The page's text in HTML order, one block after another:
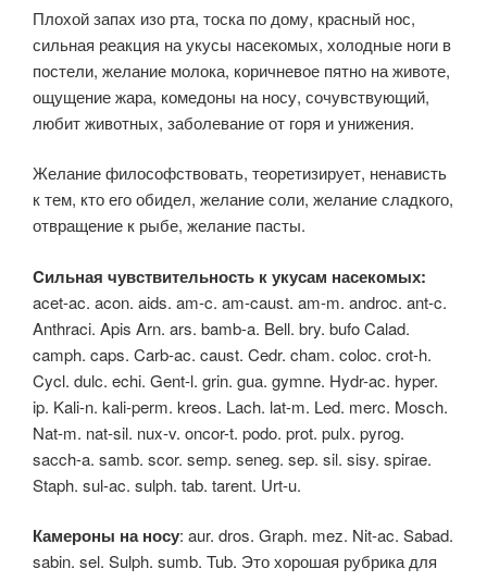
Плохой запах изо рта, тоска по дому, красный нос,
сильная реакция на укусы насекомых, холодные ноги в
постели, желание молока, коричневое пятно на животе,
ощущение жара, комедоны на носу, сочувствующий,
любит животных, заболевание от горя и унижения.
Желание философствовать, теоретизирует, ненависть
к тем, кто его обидел, желание соли, желание сладкого,
отвращение к рыбе, желание пасты.
Cильная чувствительность к укусам насекомых:
acet-ac. acon. aids. am-c. am-caust. am-m. androc. ant-c.
Anthraci. Apis Arn. ars. bamb-a. Bell. bry. bufo Calad.
camph. caps. Carb-ac. caust. Cedr. cham. coloc. crot-h.
Cycl. dulc. echi. Gent-l. grin. gua. gymne. Hydr-ac. hyper.
ip. Kali-n. kali-perm. kreos. Lach. lat-m. Led. merc. Mosch.
Nat-m. nat-sil. nux-v. oncor-t. podo. prot. pulx. pyrog.
sacch-a. samb. scor. semp. seneg. sep. sil. sisy. spirae.
Staph. sul-ac. sulph. tab. tarent. Urt-u.
Камероны на носу: aur. dros. Graph. mez. Nit-ac. Sabad.
sabin. sel. Sulph. sumb. Tub. Это хорошая рубрика для